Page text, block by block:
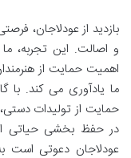
بازدید از عودلاجان،
و اصالت. این تجربه،
اهمیت حمایت از
ما یادآوری می کند.
حمایت از تولیدات
در حفظ بخشی حیاتی
عودلاجان دعوتی است